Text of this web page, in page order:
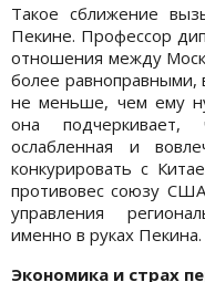
Такое сближение
Пекине. Профессор
отношения между
более
не меньше, чем ему
она
ослабленная и
конкурировать с
противовес союзу
управления
именно в руках Пекина.
Экономика и страх